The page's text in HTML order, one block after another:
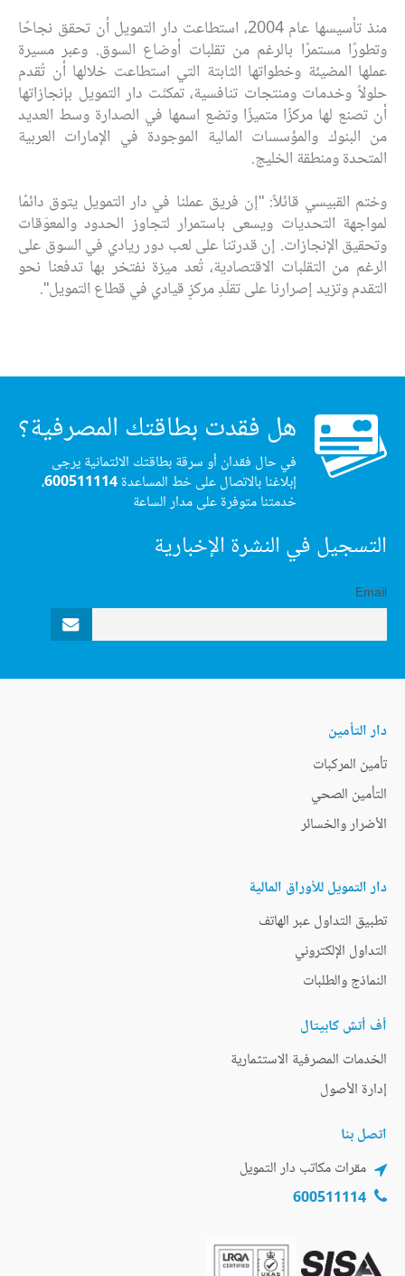
منذ تأسيسها عام 2004، استطاعت دار التمويل أن تحقق نجاحًا
وتطورًا مستمرًا بالرغم من تقلبات أوضاع السوق. وعبر مسيرة
عملها المضيئة وخطواتها الثابتة التي استطاعت خلالها أن تُقدم
حلولاً وخدمات ومنتجات تنافسية، تمكنّت دار التمويل بإنجازاتها
أن تصنع لها مركزًا متميزًا وتضع اسمها في الصدارة وسط العديد
من البنوك والمؤسسات المالية الموجودة في الإمارات العربية
المتحدة ومنطقة الخليج.
وختم القبيسي قائلاً: "إن فريق عملنا في دار التمويل يتوق دائمًا
لمواجهة التحديات ويسعى باستمرار لتجاوز الحدود والمعوّقات
وتحقيق الإنجازات. إن قدرتنا على لعب دور ريادي في السوق على
الرغم من التقلبات الاقتصادية، تُعد ميزة نفتخر بها تدفعنا نحو
التقدم وتزيد إصرارنا على تقلّدِ مركزٍ قيادي في قطاع التمويل".
هل فقدت بطاقتك المصرفية؟
في حال فقدان أو سرقة بطاقتك الائتمانية يرجى
إبلاغنا بالاتصال على خط المساعدة600511114،
خدمتنا متوفرة على مدار الساعة
التسجيل في النشرة الإخبارية
Email
دار التأمين
تأمين المركبات
التأمين الصحي
الأضرار والخسائر
دار التمويل للأوراق المالية
تطبيق التداول عبر الهاتف
التداول الإلكتروني
النماذج والطلبات
أف أتش كابيتال
الخدمات المصرفية الاستثمارية
إدارة الأصول
اتصل بنا
مقرات مكاتب دار التمويل
600511114